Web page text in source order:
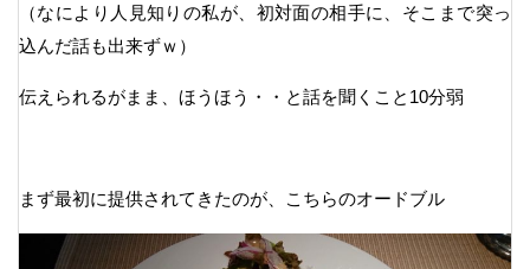
（なにより人見知りの私が、初対面の相手に、そこまで突っ
込んだ話も出来ずｗ）
伝えられるがまま、ほうほう・・と話を聞くこと10分弱
まず最初に提供されてきたのが、こちらのオードブル